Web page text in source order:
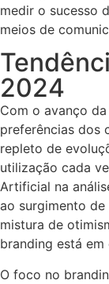
medir o sucesso
meios de
2024
Com o avanço
preferências dos
repleto de
utilização cada
Artificial na
ao surgimento de
mistura de
branding está
O foco no